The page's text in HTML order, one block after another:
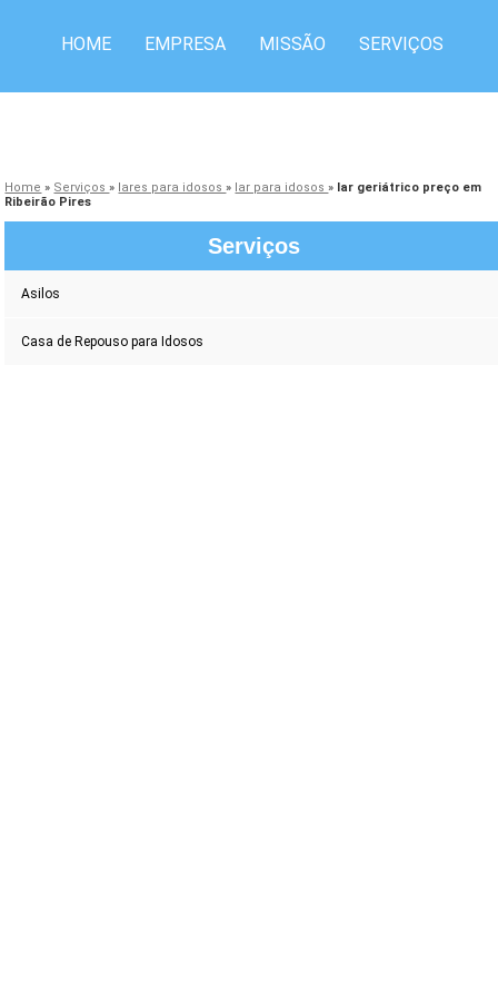
HOME EMPRESA MISSÃO SERVIÇOS
Home » Serviços» lares para idosos» lar para idosos» lar geriátrico preço em
Ribeirão Pires
Serviços
Asilos
Casa de Repouso para Idosos